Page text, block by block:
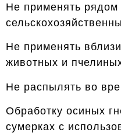
Не применять рядом
Не применять
животных и
Не распылять во
Обработку осиных
сумерках с